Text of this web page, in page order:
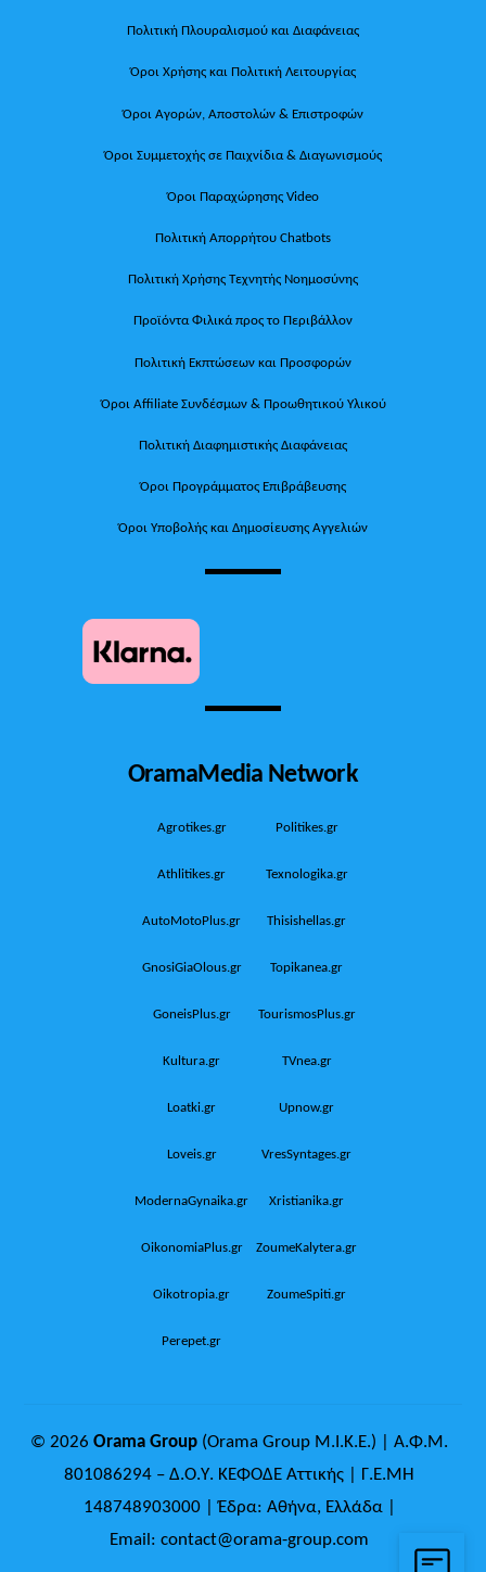
Πολιτική Πλουραλισμού και Διαφάνειας
Όροι Χρήσης και Πολιτική Λειτουργίας
Όροι Αγορών, Αποστολών & Επιστροφών
Όροι Συμμετοχής σε Παιχνίδια & Διαγωνισμούς
Όροι Παραχώρησης Video
Πολιτική Απορρήτου Chatbots
Πολιτική Χρήσης Τεχνητής Νοημοσύνης
Προϊόντα Φιλικά προς το Περιβάλλον
Πολιτική Εκπτώσεων και Προσφορών
Όροι Affiliate Συνδέσμων & Προωθητικού Υλικού
Πολιτική Διαφημιστικής Διαφάνειας
Όροι Προγράμματος Επιβράβευσης
Όροι Υποβολής και Δημοσίευσης Αγγελιών
OramaMedia Network
Agrotikes.gr Politikes.gr
Athlitikes.gr Texnologika.gr
AutoMotoPlus.gr Thisishellas.gr
GnosiGiaOlous.gr Topikanea.gr
GoneisPlus.gr TourismosPlus.gr
Kultura.gr TVnea.gr
Loatki.gr Upnow.gr
Loveis.gr VresSyntages.gr
ModernaGynaika.gr Xristianika.gr
OikonomiaPlus.gr ZoumeKalytera.gr
Oikotropia.gr ZoumeSpiti.gr
Perepet.gr
© 2026Orama Group (Orama Group Μ.Ι.Κ.Ε.) | Α.Φ.Μ.
801086294 – Δ.Ο.Υ. ΚΕΦΟΔΕ Αττικής | Γ.Ε.ΜΗ
148748903000 | Έδρα: Αθήνα, Ελλάδα |
Email: contact@orama-group.com